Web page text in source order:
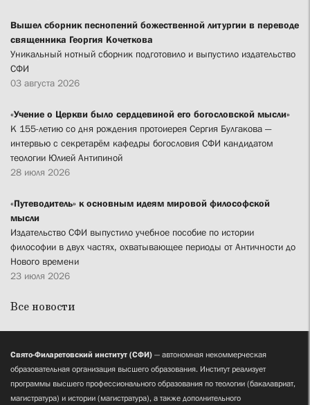
Вышел сборник песнопений божественной литургии в переводе
священника Георгия Кочеткова
Уникальный нотный сборник подготовило и выпустило издательство
СФИ
03 августа 2026
«Учение о Церкви было сердцевиной его богословской мысли»
К 155-летию со дня рождения протоиерея Сергия Булгакова —
интервью с секретарём кафедры богословия СФИ кандидатом
теологии Юлией Антипиной
28 июля 2026
«Путеводитель» к основным идеям мировой философской
мысли
Издательство СФИ выпустило учебное пособие по истории
философии в двух частях, охватывающее периоды от Античности до
Нового времени
23 июля 2026
Все новости
Свято-Филаретовский институт (СФИ) — автономная некоммерческая
образовательная организация высшего образования. Институт реализует
программы высшего профессионального образования по теологии (бакалавриат,
магистратура) и истории (магистратура), а также дополнительного